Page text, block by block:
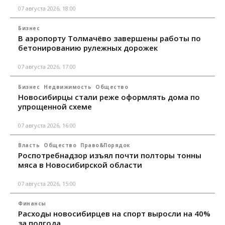
07 августа 2026, 18:00
Бизнес
В аэропорту Толмачёво завершены работы по
бетонированию рулежных дорожек
07 августа 2026, 17:00
Бизнес Недвижимость Общество
Новосибирцы стали реже оформлять дома по
упрощенной схеме
07 августа 2026, 16:00
Власть Общество Право&Порядок
Роспотребнадзор изъял почти полторы тонны
мяса в Новосибирской области
07 августа 2026, 15:00
Финансы
Расходы новосибирцев на спорт выросли на 40%
за полгода